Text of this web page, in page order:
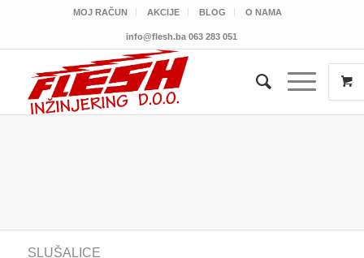
MOJ RAČUN AKCIJE BLOG O NAMA
info@flesh.ba 063 283 051
SLUŠALICE